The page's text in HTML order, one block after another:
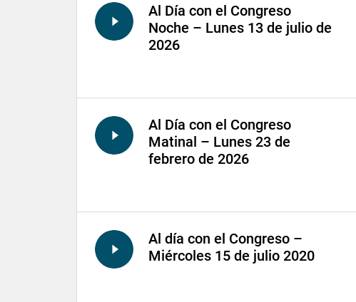
Al Día con el Congreso
Noche – Lunes 13 de julio de
2026
Al Día con el Congreso
Matinal – Lunes 23 de
febrero de 2026
Al día con el Congreso –
Miércoles 15 de julio 2020